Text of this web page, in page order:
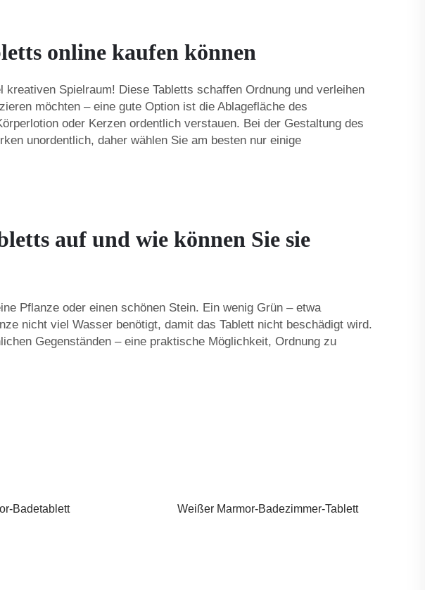
online kaufen können
Spielraum! Diese Tabletts schaffen Ordnung und verleihen
möchten – eine gute Option ist die Ablagefläche des
oder Kerzen ordentlich verstauen. Bei der Gestaltung des
unordentlich, daher wählen Sie am besten nur einige
auf und wie können Sie sie
Pflanze oder einen schönen Stein. Ein wenig Grün – etwa
nicht viel Wasser benötigt, damit das Tablett nicht beschädigt wird.
Gegenständen – eine praktische Möglichkeit, Ordnung zu
Badetablett Weißer Marmor-Badezimmer-Tablett